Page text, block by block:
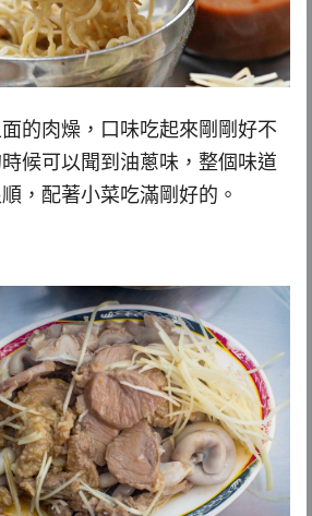
的肉燥，口味吃起來剛剛好不
候可以聞到油蔥味，整個味道
，配著小菜吃滿剛好的。